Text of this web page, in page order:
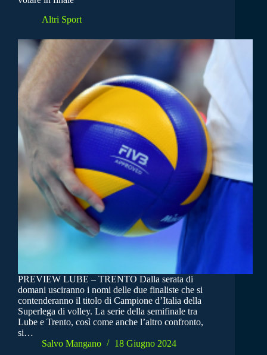
Altri Sport
PREVIEW LUBE – TRENTO Dalla serata di
domani usciranno i nomi delle due finaliste che si
contenderanno il titolo di Campione d’Italia della
Superlega di volley. La serie della semifinale tra
Lube e Trento, così come anche l’altro confronto,
si…
Salvo Mangano
18 Giugno 2024